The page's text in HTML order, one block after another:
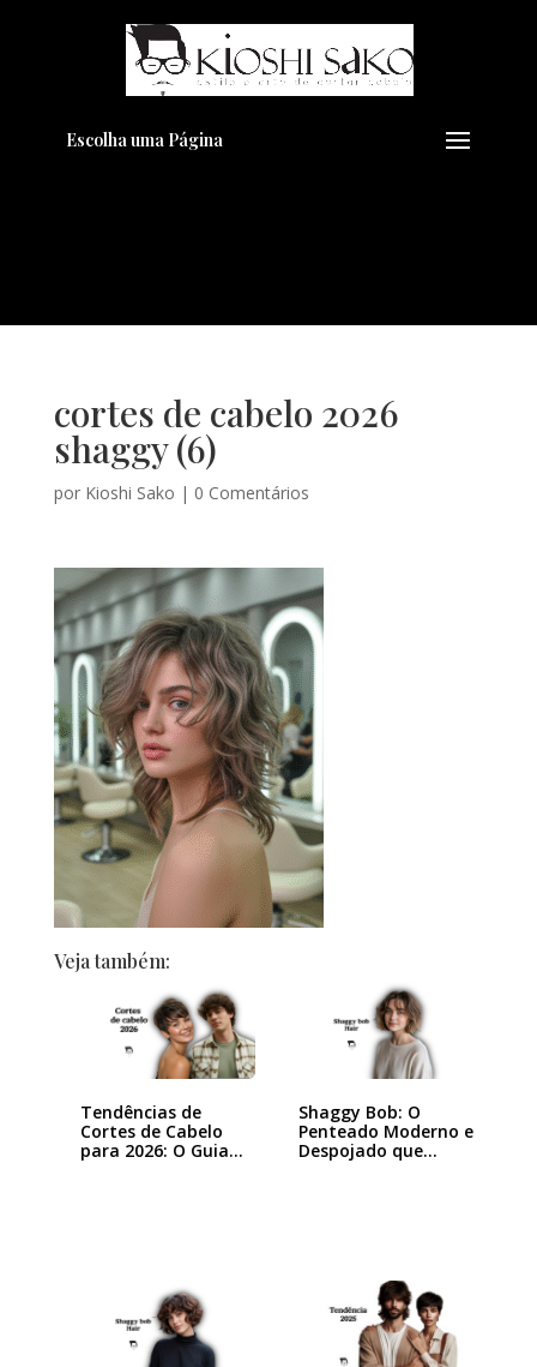
Escolha uma Página
cortes de cabelo 2026
shaggy (6)
por Kioshi Sako | 0 Comentários
Veja também:
Tendências de
Cortes de Cabelo
para 2026: O Guia…
Shaggy Bob: O
Penteado Moderno e
Despojado que
Pensando em transformar seu
Visual??